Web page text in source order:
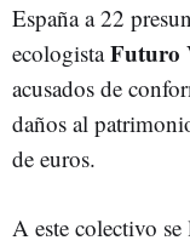
España a 22
ecologistaFuturo
acusados de
daños al
de euros.
A este colectivo